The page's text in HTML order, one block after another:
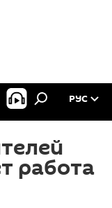
РУС
работа